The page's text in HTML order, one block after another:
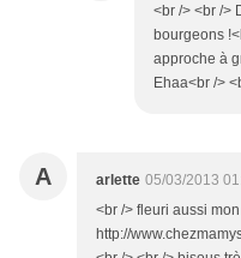
<br /> <br />
bourgeons
approche à
Ehaa<br />
A arlette 05/03/2013
<br /> fleuri aussi
http://